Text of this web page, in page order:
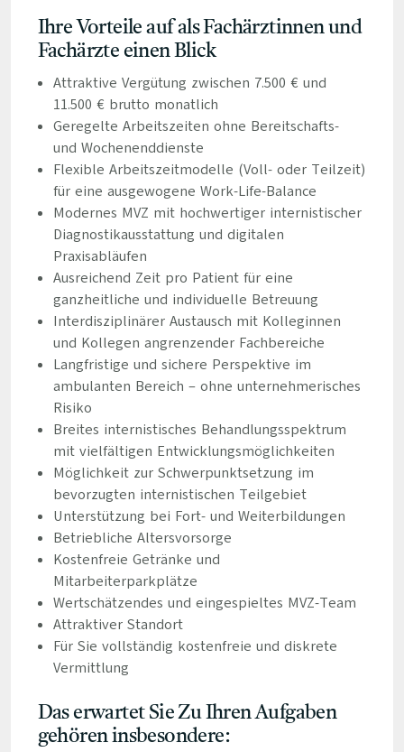
Ihre Vorteile auf als Fachärztinnen und
Fachärzte einen Blick
Attraktive Vergütung zwischen 7.500 € und
11.500 € brutto monatlich
Geregelte Arbeitszeiten ohne Bereitschafts-
und Wochenenddienste
Flexible Arbeitszeitmodelle (Voll- oder Teilzeit)
für eine ausgewogene Work-Life-Balance
Modernes MVZ mit hochwertiger internistischer
Diagnostikausstattung und digitalen
Praxisabläufen
Ausreichend Zeit pro Patient für eine
ganzheitliche und individuelle Betreuung
Interdisziplinärer Austausch mit Kolleginnen
und Kollegen angrenzender Fachbereiche
Langfristige und sichere Perspektive im
ambulanten Bereich – ohne unternehmerisches
Risiko
Breites internistisches Behandlungsspektrum
mit vielfältigen Entwicklungsmöglichkeiten
Möglichkeit zur Schwerpunktsetzung im
bevorzugten internistischen Teilgebiet
Unterstützung bei Fort- und Weiterbildungen
Betriebliche Altersvorsorge
Kostenfreie Getränke und
Mitarbeiterparkplätze
Wertschätzendes und eingespieltes MVZ-Team
Attraktiver Standort
Für Sie vollständig kostenfreie und diskrete
Vermittlung
Das erwartet Sie Zu Ihren Aufgaben
gehören insbesondere: